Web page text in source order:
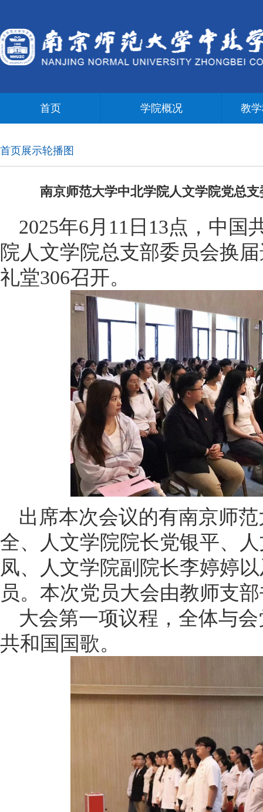
首页 学院概况 教
首页展示轮播图
南京师范大学中北学院人文学院党总
2025年6月11日13点，中
院人文学院总支部委员会换
礼堂306召开。
出席本次会议的有南京师
全、人文学院院长党银平、
凤、人文学院副院长李婷婷
员。本次党员大会由教师支
大会第一项议程，全体与
共和国国歌。